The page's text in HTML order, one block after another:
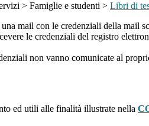
> Famiglie e studenti > Libri di
mail con le credenziali della mail
le credenziali del registro
non vanno comunicate al
ed utili alle finalità illustrate nella